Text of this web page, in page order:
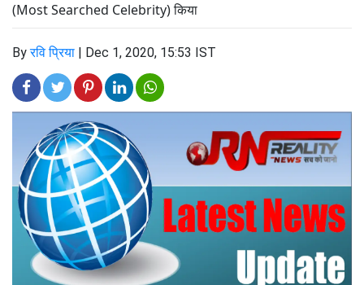
(Most Searched Celebrity) किया
Byरवि प्रिया | Dec 1, 2020, 15:53 IST